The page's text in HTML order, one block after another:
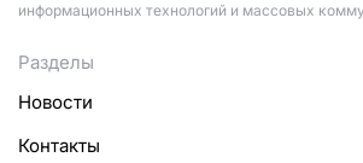
информационных технологий и массовых
Разделы
Новости
Контакты